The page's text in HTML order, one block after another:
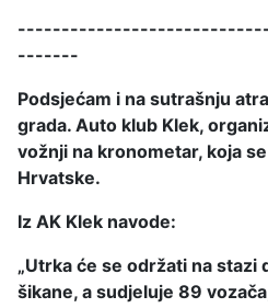
-------
Podsjećam i na sutrašnju
grada. Auto klub Klek,
vožnji na kronometar, koja
Hrvatske.
Iz AK Klek navode:
„Utrka će se održati na
šikane, a sudjeluje 89